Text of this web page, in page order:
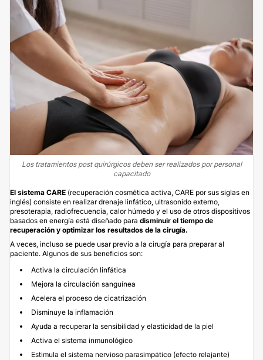
Los tratamientos post quirúrgicos deben ser realizados por personal
capacitado
El sistema CARE (recuperación cosmética activa, CARE por sus siglas en
inglés) consiste en realizar drenaje linfático, ultrasonido externo,
presoterapia, radiofrecuencia, calor húmedo y el uso de otros dispositivos
basados en energía está diseñado para disminuir el tiempo de
recuperación y optimizar los resultados de la cirugía.
A veces, incluso se puede usar previo a la cirugía para preparar al
paciente. Algunos de sus beneficios son:
Activa la circulación linfática
Mejora la circulación sanguínea
Acelera el proceso de cicatrización
Disminuye la inflamación
Ayuda a recuperar la sensibilidad y elasticidad de la piel
Activa el sistema inmunológico
Estimula el sistema nervioso parasimpático (efecto relajante)